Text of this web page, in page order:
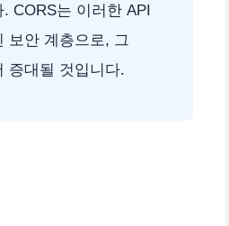
CORS는 이러한 API
보안 계층으로, 그
증대될 것입니다.